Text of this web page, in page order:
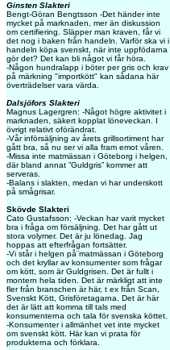
Ginsten Slakteri
Bengt-Göran Bengtsson -Det händer inte
mycket på marknaden, mer än diskussion
om certifiering. Släpper man kraven, får vi
det nog i baken från handeln. Varför ska vi i
handeln köpa svenskt, när inte uppfödarna
gör det? Det kan bli något vi får höra.
-Någon hundralapp i böter per gris och krav
på märkning "importkött" kan sådana här
överträdelser vara värda.
Dalsjöfors Slakteri
Magnus Lagergren: -Något högre aktivitet i
marknaden, säkert kopplat löneveckan. I
övrigt relativt oförändrat.
-Vår införsäljning av årets grillsortiment har
gått bra, så nu ser vi alla fram emot våren.
-Missa inte matmässan i Göteborg i helgen,
där bland annat ”Guldgris” kommer att
serveras.
-Balans i slakten, medan vi har underskott
på smågrisar.
Skövde Slakteri
Cato Gustafsson: -Veckan har varit mycket
bra i fråga om försäljning. Det har gått ut
stora volymer. Det är ju lönedag. Jag
hoppas att efterfrågan fortsätter.
-Vi står i helgen på¨matmässan i Göteborg
och det kryllar av konsumenter som frågar
om kött, som är Guldgrisen. Det är fullt i
montern hela tiden. Det är märkligt att inte
fler från branschen är här, t ex från Scan,
Svenskt Kött, Grisföretagarna. Det är här
det är lätt att komma till tals med
konsumenterna och tala för svenska köttet.
-Konsumenter i allmänhet vet inte mycket
om svenskt kött. Här kan vi prata för
produkterna och förklara.